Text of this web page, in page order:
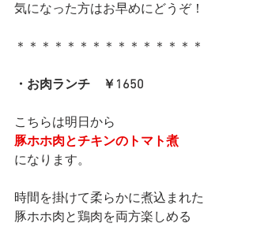
気になった方はお早めにどうぞ！
＊＊＊＊＊＊＊＊＊＊＊＊＊＊＊
・お肉ランチ　￥1650
こちらは明日から
豚ホホ肉とチキンのトマト煮
になります。
時間を掛けて柔らかに煮込まれた
豚ホホ肉と鶏肉を両方楽しめる